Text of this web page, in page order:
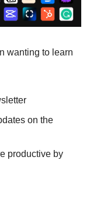
wanting to learn
on the
productive by